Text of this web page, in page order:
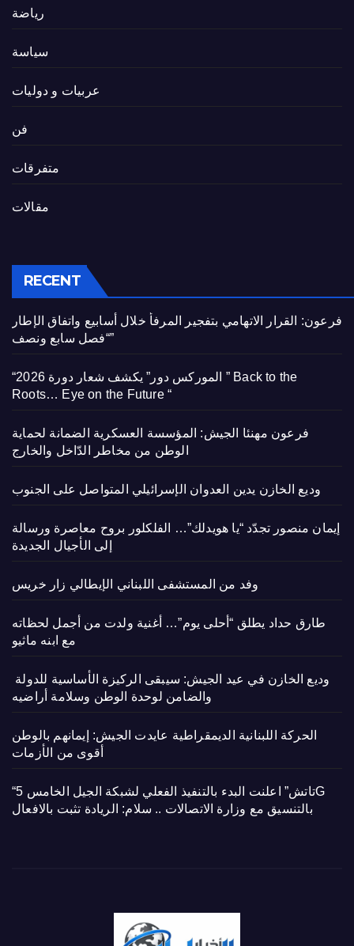
رياضة
سياسة
عربيات و دوليات
فن
متفرقات
مقالات
RECENT
فرعون: القرار الاتهامي بتفجير المرفأ خلال أسابيع واتفاق الإطار
“فصل سابع ونصف”
“الموركس دور” يكشف شعار دورة 2026 ” Back to the
Roots… Eye on the Future “
فرعون مهنئا الجيش: المؤسسة العسكرية الضمانة لحماية
الوطن من مخاطر الدّاخل والخارج
وديع الخازن يدين العدوان الإسرائيلي المتواصل على الجنوب
إيمان منصور تجدّد “يا هويدلك”… الفلكلور بروح معاصرة ورسالة
إلى الأجيال الجديدة
وفد من المستشفى اللبناني الإيطالي زار خريس
طارق حداد يطلق “أحلى يوم”… أغنية ولدت من أجمل لحظاته
مع ابنه ماثيو
والضامن لوحدة الوطن وسلامة أراضيه
الحركة اللبنانية الديمقراطية عايدت الجيش: إيمانهم بالوطن
أقوى من الأزمات
“تاتش” اعلنت البدء بالتنفيذ الفعلي لشبكة الجيل الخامس 5G
بالتنسيق مع وزارة الاتصالات .. سلام: الريادة تثبت بالافعال